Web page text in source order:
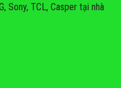
Sony, TCL, Casper tại nhà